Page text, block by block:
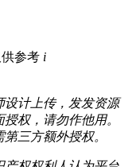
参考 i
设计上传，发发资源
权，请勿作他用。
三方额外授权。